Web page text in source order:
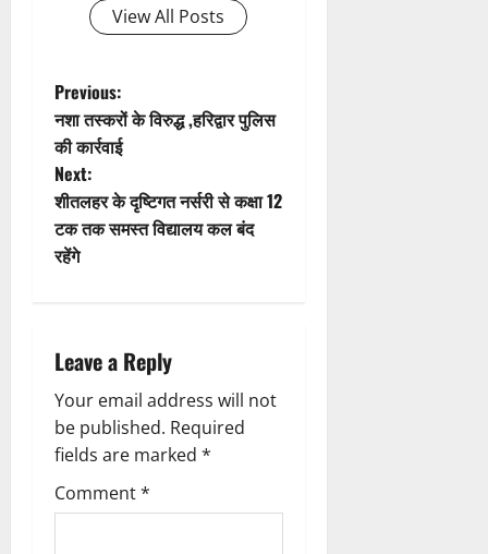
t
i
o
n
View All Posts
P
o
s
t
v
i
g
a
Previous:
नशा तस्करों के विरुद्ध ,हरिद्वार पुलिस
की कार्रवाई
Next:
शीतलहर के दृष्टिगत नर्सरी से कक्षा 12
टक तक समस्त विद्यालय कल बंद
रहेंगे
Leave a Reply
Your email address will not
be published. Required
fields are marked *
Comment*